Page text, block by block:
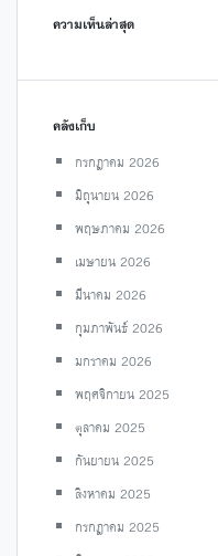
ความเห็นล่าสุด
คลังเก็บ
กรกฎาคม 2026
มิถุนายน 2026
พฤษภาคม 2026
เมษายน 2026
มีนาคม 2026
กุมภาพันธ์ 2026
มกราคม 2026
พฤศจิกายน 2025
ตุลาคม 2025
กันยายน 2025
สิงหาคม 2025
กรกฎาคม 2025